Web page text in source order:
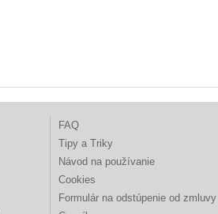
FAQ
Tipy a Triky
Návod na používanie
Cookies
Formulár na odstúpenie od zmluvy